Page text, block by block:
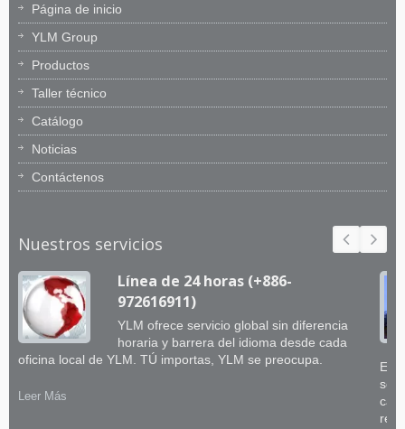
Página de inicio
YLM Group
Productos
Taller técnico
Catálogo
Noticias
Contáctenos
Nuestros servicios
Línea de 24 horas (+886-
972616911)
YLM ofrece servicio global sin diferencia
horaria y barrera del idioma desde cada
oficina local de YLM. TÚ importas, YLM se preocupa.
Leer Más
El